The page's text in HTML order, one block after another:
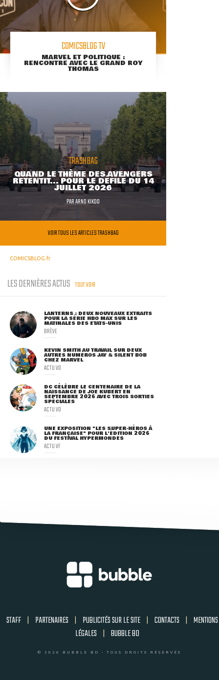
COMICSBLOG TV
MARVEL ET POLITIQUE :
RENCONTRE AVEC LE GRAND ROY
THOMAS
TRASHBAG
QUAND LE THÈME DES AVENGERS
RETENTIT... POUR LE DÉFILÉ DU 14
JUILLET 2026
PARARNO KIKOO
VOIR TOUS LES ARTICLES TRASHBAG
COMICSBLOG.fr
LES DERNIÈRES ACTUS TOUT VOIR
LANTERNS : DEUX NOUVEAUX EXTRAITS
POUR LA SÉRIE HBO MAX SUR LES
MATINALES DES ETATS-UNIS
BRÈVE
KEVIN SMITH AU TRAVAIL SUR DEUX
AUTRES NUMÉROS JAY & SILENT BOB
CHEZ MARVEL
ACTU VO
DC CÉLÈBRE LE CENTENAIRE DE LA
NAISSANCE DE JOE KUBERT EN
SEPTEMBRE 2026 AVEC TROIS SORTIES
SPÉCIALES
ACTU VO
UNE EXPOSITION "LES SUPER-HÉROS À
LA FRANÇAISE" POUR L'ÉDITION 2026
DU FESTIVAL HYPERMONDES
ACTU VF
STAFF | PARTENAIRES | PUBLICITÉS SUR LE SITE | CONTACTS | MENTIONS
LÉGALES | BUBBLE BD
© 2026 BUBBLE BD - TOUS DROITS RÉSERVÉS